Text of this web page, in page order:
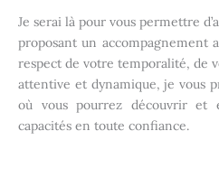
Je serai là pour vous permettre
proposant un accompagnement
respect de votre temporalité, de
attentive et dynamique, je vous
où vous pourrez découvrir et
capacités en toute confiance.